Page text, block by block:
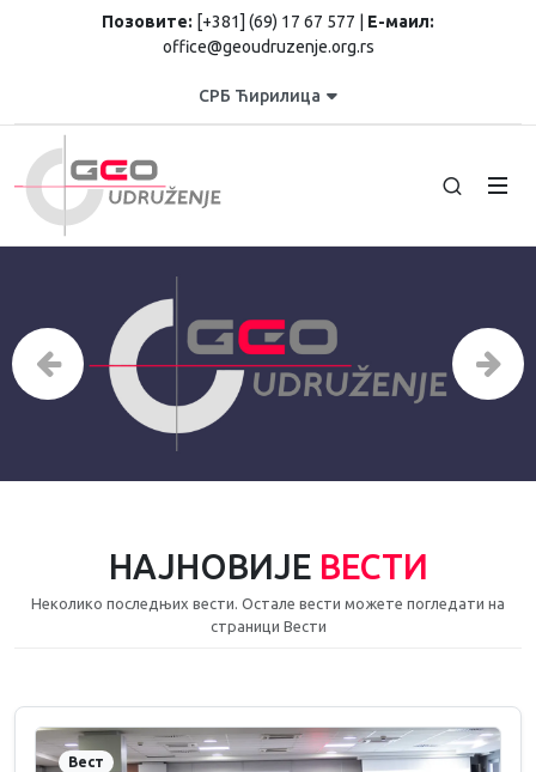
Позовите: [+381] (69) 17 67 577 | Е-маил:
office@geoudruzenje.org.rs
СРБ Ћирилица
НАЈНОВИЈЕ ВЕСТИ
Неколико последњих вести. Остале вести можете погледати на
страници Вести
Вест